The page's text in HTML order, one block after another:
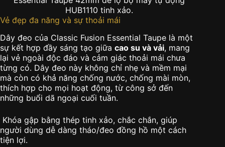
HUB1110 tinh xảo.
Vẻ đẹp đa năng và sự thoải mái
Dây đeo của Classic Fusion Essential Taupe là một
sự kết hợp đầy sáng tạo giữa cao su và vải, mang
lại vẻ ngoài độc đáo và cảm giác thoải mái chưa
từng có. Dây đeo này không chỉ nhẹ và mềm mại
mà còn có khả năng chống nước, chống mài mòn,
thích hợp cho mọi hoạt động, từ công sở đến
những buổi dã ngoại cuối tuần.
Khóa gập bằng thép tinh xảo, chắc chắn, giúp
người dùng dễ dàng tháo/đeo đồng hồ một cách
tiện lợi.